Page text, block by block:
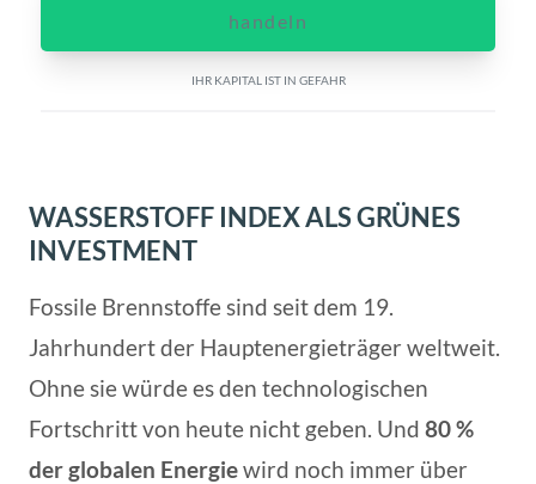
handeln
IHR KAPITAL IST IN GEFAHR
WASSERSTOFF INDEX ALS GRÜNES
INVESTMENT
Fossile Brennstoffe sind seit dem 19.
Jahrhundert der Hauptenergieträger weltweit.
Ohne sie würde es den technologischen
Fortschritt von heute nicht geben. Und 80 %
der globalen Energiewird noch immer über